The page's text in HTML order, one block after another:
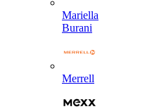
Mariella
Burani
Merrell